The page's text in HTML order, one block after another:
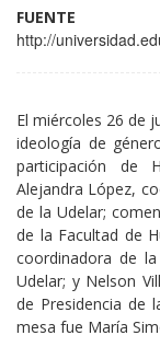
FUENTE
http://
El miércoles 26 de
ideología de
participación de
Alejandra López,
de la Udelar;
de la Facultad de
coordinadora de
Udelar; y Nelson
de Presidencia de
mesa fue María